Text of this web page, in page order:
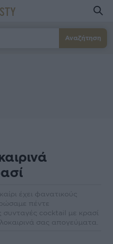
Αναζήτηση
έχει φανατικούς
πέντε
συνταγές cocktail με κρασί
σας απογεύματα.